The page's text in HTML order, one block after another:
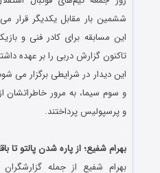
ششمین بار مقابل یکدیگر قرار
این مسابقه برای کادر فنی و
تاکنون گزارش دربی را بر عهده
این دیدار در شرایطی برگزار می
و سوم سیما، به مرور خاطراتشان
و پرسپولیس پرداختند.
بهرام شفیع؛ از پاره شدن پالتو تا
بهرام شفیع از جمله